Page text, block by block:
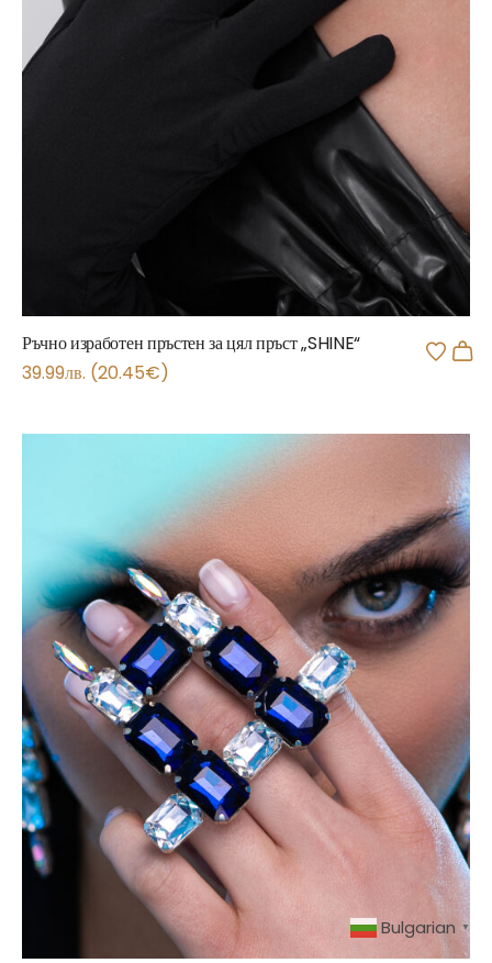
Ръчно изработен пръстен за цял пръст „SHINE“
39.99лв. (20.45€)
Bulgarian ▼